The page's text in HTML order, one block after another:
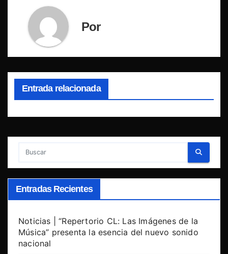
Por
Entrada relacionada
Entradas Recientes
Noticias | “Repertorio CL: Las Imágenes de la
Música” presenta la esencia del nuevo sonido
nacional